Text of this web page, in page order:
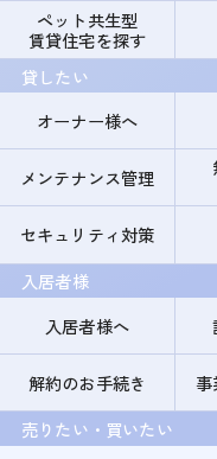
ペット共生型
賃貸住宅を探す
貸したい
オーナー様へ
メンテナンス管理
セキュリティ対策
入居者様
入居者様へ
解約のお手続き
事
売りたい・買いたい